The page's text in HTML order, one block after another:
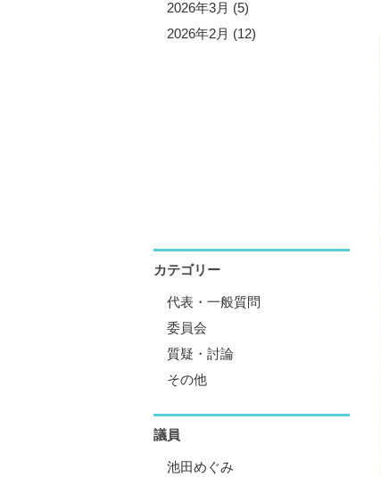
2026年3月 (5)
2026年2月 (12)
カテゴリー
代表・一般質問
委員会
質疑・討論
その他
議員
池田めぐみ